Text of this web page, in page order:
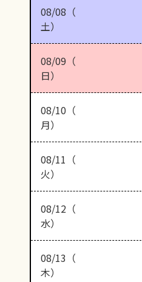
08/08（
土）
08/09（
日）
08/10（
月）
08/11（
火）
08/12（
水）
08/13（
木）